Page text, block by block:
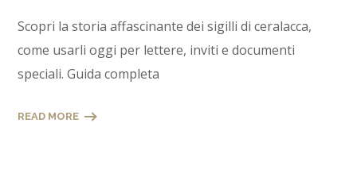
Scopri la storia affascinante dei sigilli di ceralacca,
come usarli oggi per lettere, inviti e documenti
speciali. Guida completa
READ MORE